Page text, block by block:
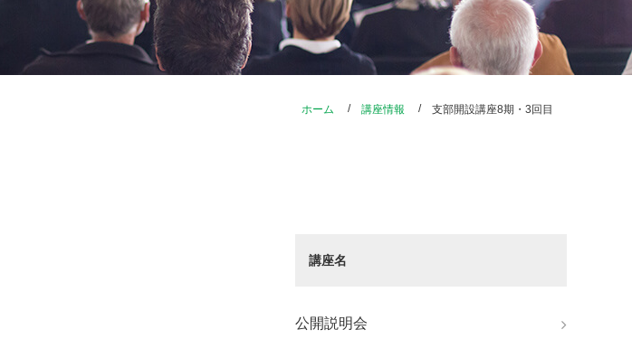
ホーム 講座情報 支部開設講座8期・3回目
講座名
公開説明会